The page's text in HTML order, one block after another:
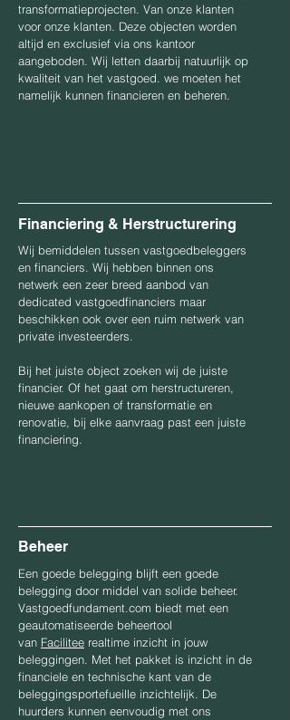
transformatieprojecten. Van onze klanten
voor onze klanten. Deze objecten worden
altijd en exclusief via ons kantoor
aangeboden. Wij letten daarbij natuurlijk op
kwaliteit van het vastgoed. we moeten het
namelijk kunnen financieren en beheren.
Financiering & Herstructurering
Wij bemiddelen tussen vastgoedbeleggers
en financiers. Wij hebben binnen ons
netwerk een zeer breed aanbod van
dedicated vastgoedfinanciers maar
beschikken ook over een ruim netwerk van
private investeerders.
Bij het juiste object zoeken wij de juiste
financier. Of het gaat om herstructureren,
nieuwe aankopen of transformatie en
renovatie, bij elke aanvraag past een juiste
financiering.
Beheer
Een goede belegging blijft een goede
belegging door middel van solide beheer.
Vastgoedfundament.com biedt met een
geautomatiseerde beheertool
van Facilitee realtime inzicht in jouw
beleggingen. Met het pakket is inzicht in de
financiele en technische kant van de
beleggingsportefueille inzichtelijk. De
huurders kunnen eenvoudig met ons